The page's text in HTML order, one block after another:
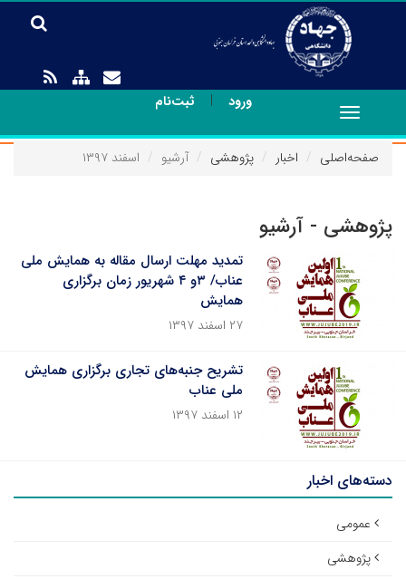
ورود | ثبت‌نام
Toggle
navigation
صفحه‌اصلی
اخبار پژوهشی آرشیو اسفند ۱۳۹۷
پژوهشی - آرشیو
تمدید مهلت ارسال مقاله به همایش ملی
عناب/ ۳و ۴ شهریور زمان برگزاری
همایش
۲۷ اسفند ۱۳۹۷
تشریح جنبه‌های تجاری برگزاری همایش
ملی عناب
۱۲ اسفند ۱۳۹۷
دسته‌های اخبار
عمومی
پژوهشی